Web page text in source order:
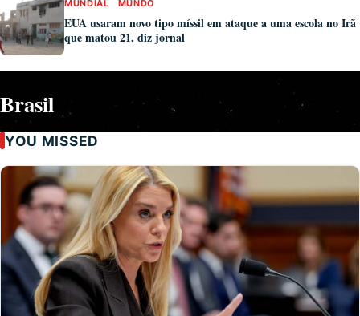
MUNDIAL MUNDO
EUA usaram novo tipo míssil em ataque a uma escola no Irã
que matou 21, diz jornal
Brasil
YOU MISSED